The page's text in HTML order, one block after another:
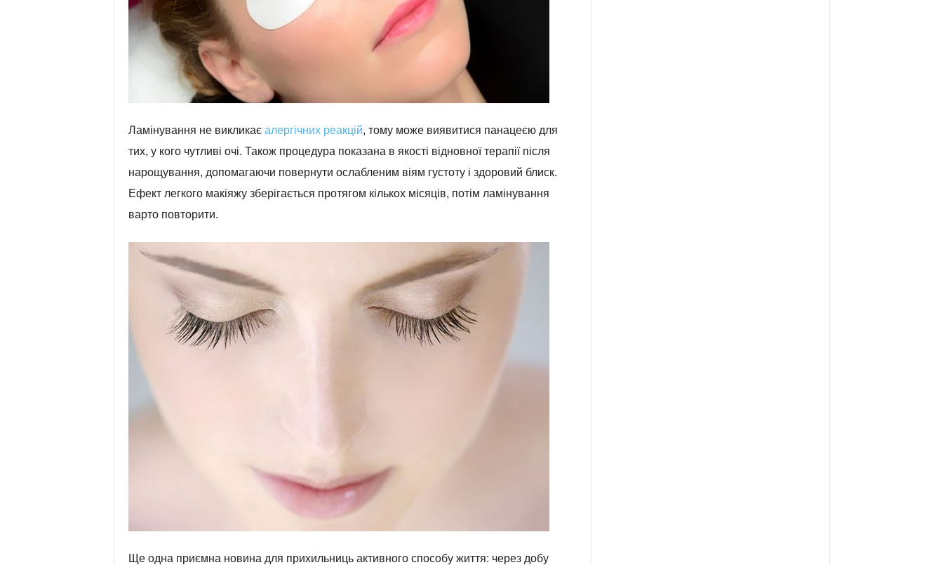
Ламінування не викликає алергічних реакцій, тому може виявитися панацеєю для
тих, у кого чутливі очі. Також процедура показана в якості відновної терапії після
нарощування, допомагаючи повернути ослабленим віям густоту і здоровий блиск.
Ефект легкого макіяжу зберігається протягом кількох місяців, потім ламінування
варто повторити.
Ще одна приємна новина для прихильниць активного способу життя: через добу